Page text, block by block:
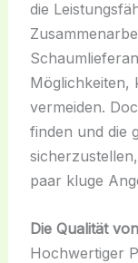
die
Möglichkeiten,
vermeiden.
finden und die
paar kluge
Die Qualität
Hochwertiger